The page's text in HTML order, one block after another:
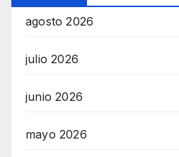
agosto 2026
julio 2026
junio 2026
mayo 2026